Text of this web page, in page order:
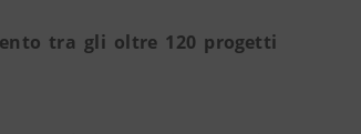
tra gli oltre 120 progetti